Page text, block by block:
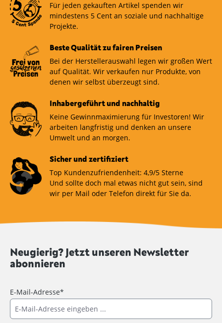
Für jeden gekauften Artikel spenden wir
mindestens 5 Cent an soziale und nachhaltige
Projekte.
Beste Qualität zu fairen Preisen
Bei der Herstellerauswahl legen wir großen Wert
auf Qualität. Wir verkaufen nur Produkte, von
denen wir selbst überzeugt sind.
Inhabergeführt und nachhaltig
Keine Gewinnmaximierung für Investoren! Wir
arbeiten langfristig und denken an unsere
Umwelt und an morgen.
Sicher und zertifiziert
Top Kundenzufriendenheit: 4,9/5 Sterne
Und sollte doch mal etwas nicht gut sein, sind
wir per Mail oder Telefon direkt für Sie da.
Neugierig? Jetzt unseren Newsletter
abonnieren
E-Mail-Adresse*